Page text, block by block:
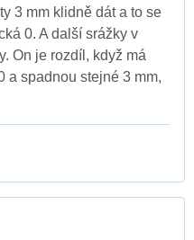
3 mm klidně dát a to se
0. A další srážky v
On je rozdíl, když má
a spadnou stejné 3 mm,